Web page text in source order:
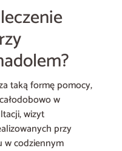
taką formę pomocy,
w
wizyt
przy
w codziennym